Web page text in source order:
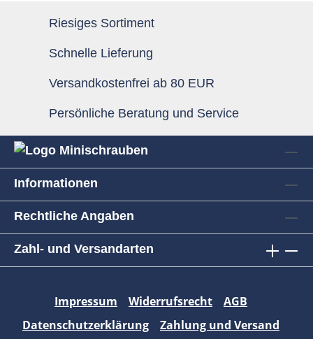
Riesiges Sortiment
Schnelle Lieferung
Versandkostenfrei ab 80 EUR
Persönliche Beratung und Service
Informationen
Rechtliche Angaben
Zahl- und Versandarten
Impressum Widerrufsrecht
AGB
Datenschutzerklärung
Zahlung und Versand